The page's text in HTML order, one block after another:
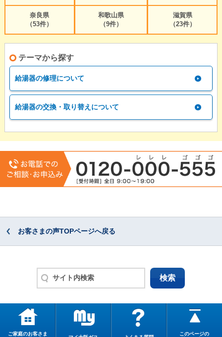
奈良県
（53件）
和歌山県
（9件）
滋賀県
（23件）
テーマから探す
給湯器の修理について
給湯器の交換・取り替えについて
お客さまの声TOPページへ戻る
ご家庭のお客さま
このページの